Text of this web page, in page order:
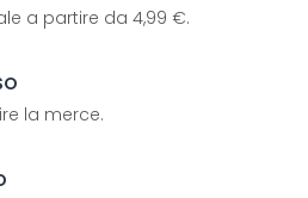
a partire da 4,99 €.
la merce.